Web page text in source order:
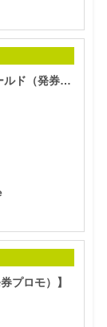
【三井住友カード ビジネスオーナーズ ゴールド（発券プロモ）】
プロモ）】